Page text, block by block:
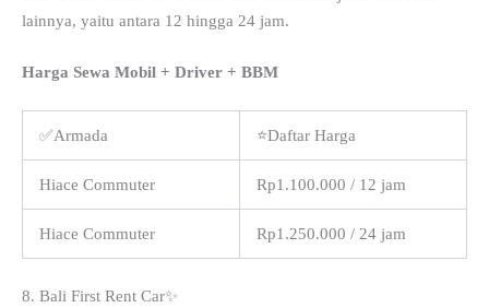
lainnya, yaitu antara 12 hingga 24 jam.
Harga Sewa Mobil + Driver + BBM
✅Armada ⭐Daftar Harga
Hiace Commuter Rp1.100.000 / 12 jam
Hiace Commuter Rp1.250.000 / 24 jam
8. Bali First Rent Car✨